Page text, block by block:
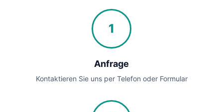
1
Anfrage
Kontaktieren Sie uns per Telefon oder Formular